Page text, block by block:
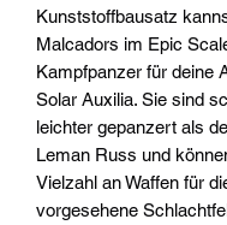
Kunststoffbausatz
Malcadors im Epic
Kampfpanzer für deine
Solar Auxilia. Sie sind
leichter gepanzert als
Leman Russ und
Vielzahl an Waffen für
vorgesehene